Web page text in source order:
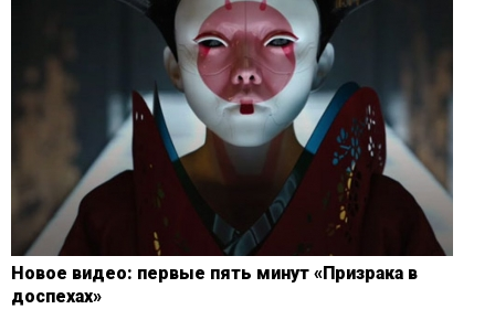
Новое видео: первые пять минут «Призрака в
доспехах»